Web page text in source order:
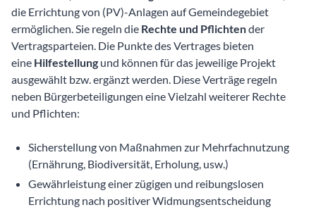
die Errichtung von (PV)-Anlagen auf Gemeindegebiet
ermöglichen. Sie regeln die Rechte und Pflichtender
Vertragsparteien. Die Punkte des Vertrages bieten
eine Hilfestellung und können für das jeweilige Projekt
ausgewählt bzw. ergänzt werden. Diese Verträge regeln
neben Bürgerbeteiligungen eine Vielzahl weiterer Rechte
und Pflichten:
Sicherstellung von Maßnahmen zur Mehrfachnutzung
(Ernährung, Biodiversität, Erholung, usw.)
Gewährleistung einer zügigen und reibungslosen
Errichtung nach positiver Widmungsentscheidung